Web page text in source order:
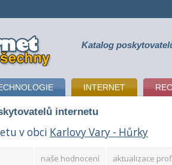
Katalog
INTERNET
internetu
v obci Karlovy Vary - Hůrky
naše hodnocení aktualizace